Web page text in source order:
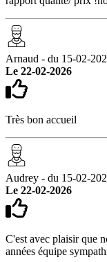
Arnaud - du 15-02-
Le 22-02-2026
Très bon accueil
Audrey - du 15-02-
Le 22-02-2026
C'est avec plaisir que
années équipe